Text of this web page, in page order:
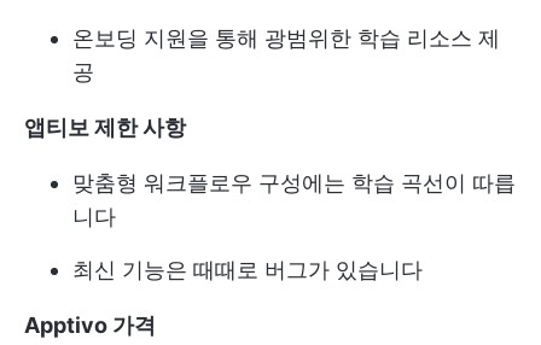
온보딩 지원을 통해 광범위한 학습 리소스 제
공
앱티보 제한 사항
맞춤형 워크플로우 구성에는 학습 곡선이 따릅
니다
최신 기능은 때때로 버그가 있습니다
Apptivo 가격